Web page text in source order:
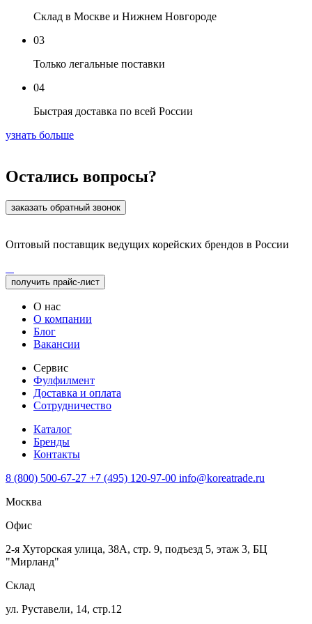
Склад в Москве и Нижнем Новгороде
03
Только легальные поставки
04
Быстрая доставка по всей России
узнать больше
Остались вопросы?
заказать обратный звонок
Оптовый поставщик ведущих корейских брендов в России
получить прайс-лист
О нас
О компании
Блог
Вакансии
Сервис
Фулфилмент
Доставка и оплата
Сотрудничество
Каталог
Бренды
Контакты
8 (800) 500-67-27 +7 (495) 120-97-00 info@koreatrade.ru
Москва
Офис
2-я Хуторская улица, 38А, стр. 9, подъезд 5, этаж 3, БЦ
"Мирланд"
Склад
ул. Руставели, 14, стр.12